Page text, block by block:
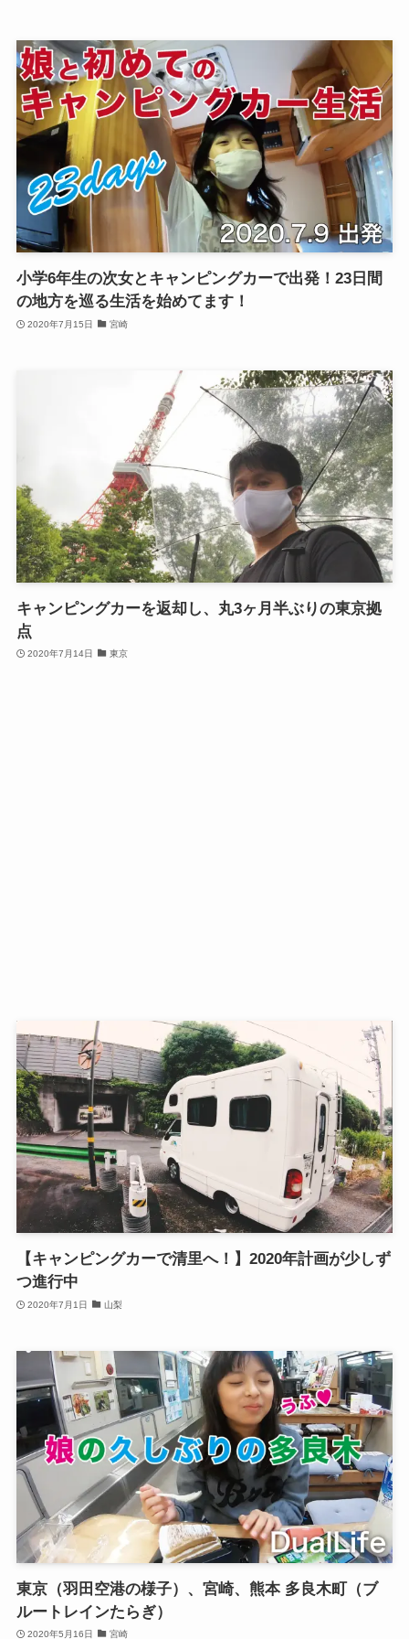
小学6年生の次女とキャンピングカーで出発！23日間
の地方を巡る生活を始めてます！
2020年7月15日 宮崎
キャンピングカーを返却し、丸3ヶ月半ぶりの東京拠
点
2020年7月14日 東京
【キャンピングカーで清里へ！】2020年計画が少しず
つ進行中
2020年7月1日 山梨
東京（羽田空港の様子）、宮崎、熊本 多良木町（ブ
ルートレインたらぎ）
2020年5月16日 宮崎